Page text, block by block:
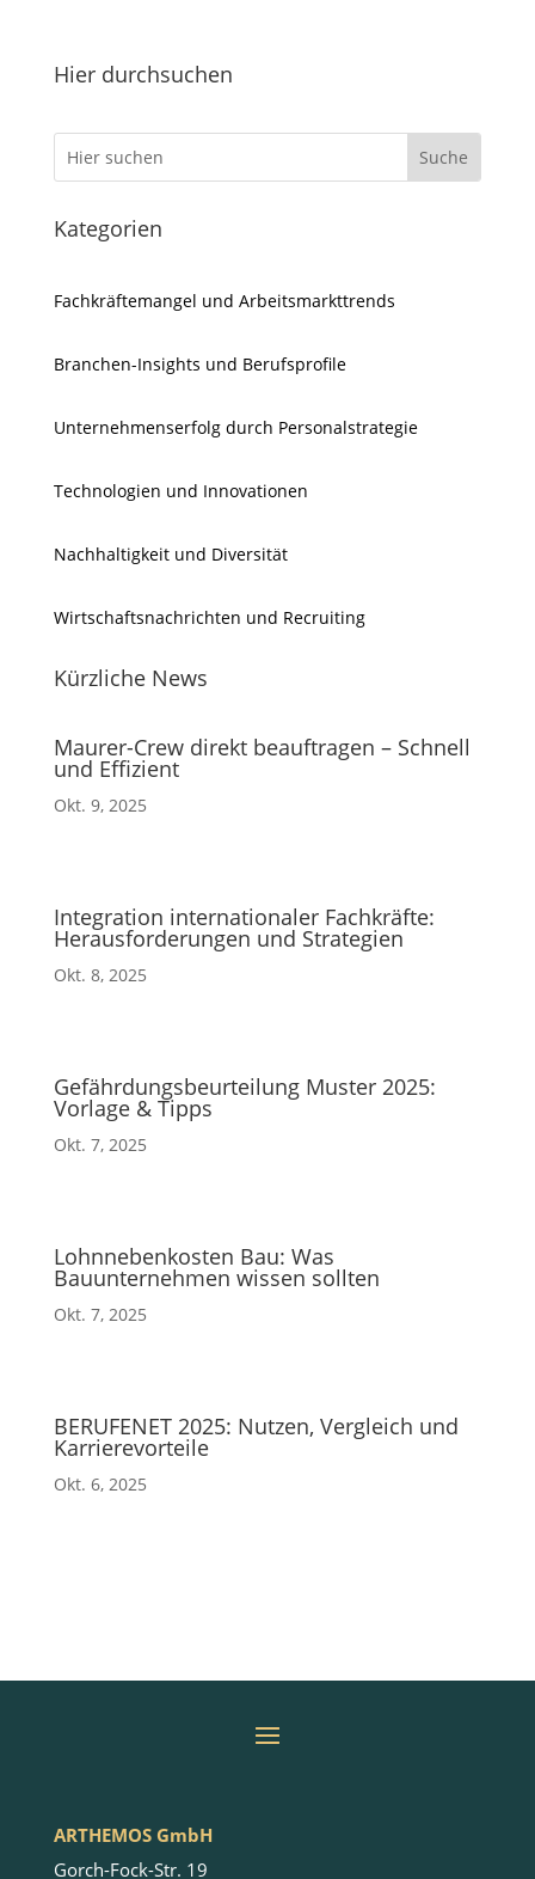
Hier durchsuchen
Kategorien
Fachkräftemangel und Arbeitsmarkttrends
Branchen-Insights und Berufsprofile
Unternehmenserfolg durch Personalstrategie
Technologien und Innovationen
Nachhaltigkeit und Diversität
Wirtschaftsnachrichten und Recruiting
Kürzliche News
Maurer-Crew direkt beauftragen – Schnell
und Effizient
Okt. 9, 2025
Integration internationaler Fachkräfte:
Herausforderungen und Strategien
Okt. 8, 2025
Gefährdungsbeurteilung Muster 2025:
Vorlage & Tipps
Okt. 7, 2025
Lohnnebenkosten Bau: Was
Bauunternehmen wissen sollten
Okt. 7, 2025
BERUFENET 2025: Nutzen, Vergleich und
Karrierevorteile
Okt. 6, 2025
ARTHEMOS GmbH
Gorch-Fock-Str. 19